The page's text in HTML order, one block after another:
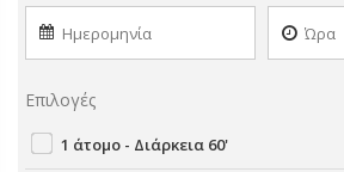
Επιλογές
1 άτομο - Διάρκεια 60'